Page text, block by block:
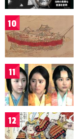
10
11
12